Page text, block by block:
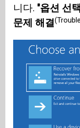
니다. "옵션 선
문제 해결